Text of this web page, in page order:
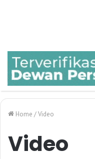
Home /Video
Video